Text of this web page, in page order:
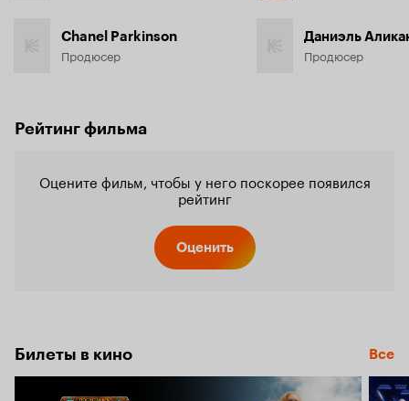
Chanel Parkinson
Продюсер
Даниэль
Продюсер
Рейтинг фильма
Оцените фильм, чтобы у него поскорее появился
рейтинг
Оценить
Билеты в кино Все